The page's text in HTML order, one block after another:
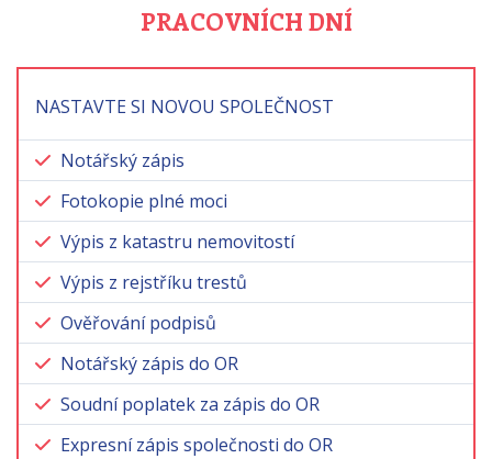
PRACOVNÍCH DNÍ
NASTAVTE SI NOVOU SPOLEČNOST
Notářský zápis
Fotokopie plné moci
Výpis z katastru nemovitostí
Výpis z rejstříku trestů
Ověřování podpisů
Notářský zápis do OR
Soudní poplatek za zápis do OR
Expresní zápis společnosti do OR